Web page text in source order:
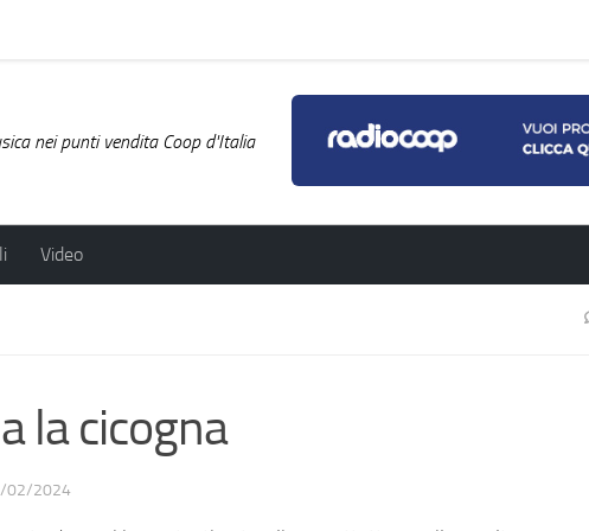
nei punti vendita Coop d'Italia
Video
la cicogna
02/2024